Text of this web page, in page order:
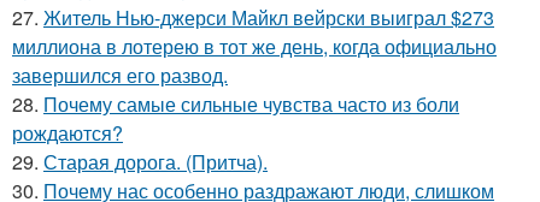
27. Житель Нью-джерси Майкл вейрски выиграл $273
миллиона в лотерею в тот же день, когда официально
завершился его развод.
28. Почему самые сильные чувства часто из боли
рождаются?
29. Старая дорога. (Притча).
30. Почему нас особенно раздражают люди, слишком